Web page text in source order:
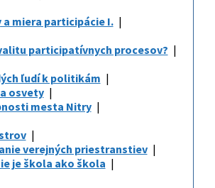
a miera participácie I.
participatívnych procesov?
ľudí k politikám
osvety
mesta Nitry
verejných priestranstiev
je škola ako škola